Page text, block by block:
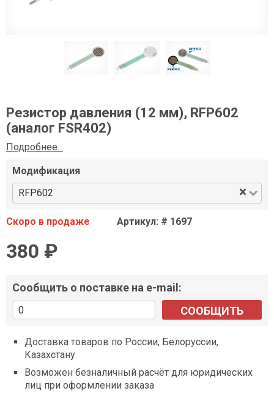
Резистор давления (12 мм), RFP602
(аналог FSR402)
Подробнее...
Модификация
RFP602
×
Скоро в продаже Артикул: # 1697
380 ₽
Сообщить о поставке на e-mail:
СООБЩИТЬ
Доставка товаров по России, Белоруссии,
Казахстану
Возможен безналичный расчёт для юридических
лиц при оформлении заказа